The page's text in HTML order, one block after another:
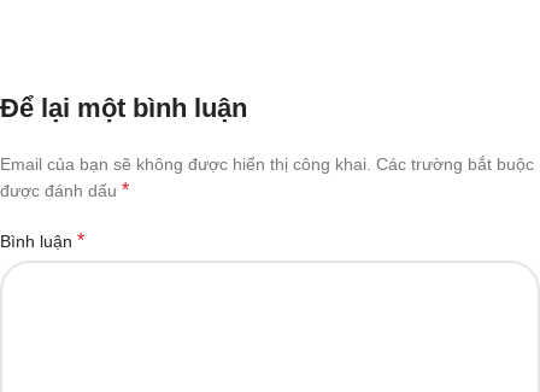
Để lại một bình luận
Email của bạn sẽ không được hiển thị công khai. Các trường bắt buộc
được đánh dấu *
Bình luận *